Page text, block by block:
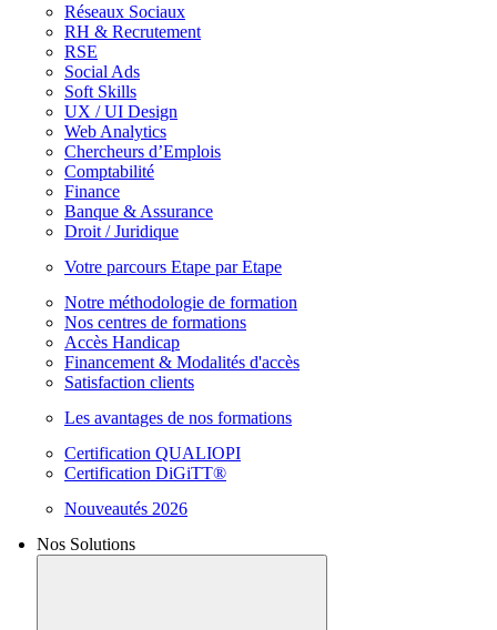
Réseaux Sociaux
RH & Recrutement
RSE
Social Ads
Soft Skills
UX / UI Design
Web Analytics
Chercheurs d’Emplois
Comptabilité
Finance
Banque & Assurance
Droit / Juridique
Votre parcours Etape par Etape
Notre méthodologie de formation
Nos centres de formations
Accès Handicap
Financement & Modalités d'accès
Satisfaction clients
Les avantages de nos formations
Certification QUALIOPI
Certification DiGiTT®
Nouveautés 2026
Nos Solutions